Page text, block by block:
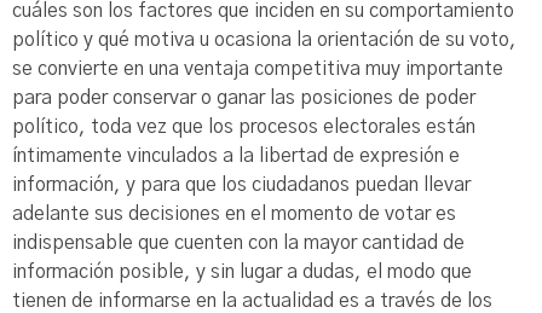
cuáles son los factores que inciden en su comportamiento
político y qué motiva u ocasiona la orientación de su voto,
se convierte en una ventaja competitiva muy importante
para poder conservar o ganar las posiciones de poder
político, toda vez que los procesos electorales están
íntimamente vinculados a la libertad de expresión e
información, y para que los ciudadanos puedan llevar
adelante sus decisiones en el momento de votar es
indispensable que cuenten con la mayor cantidad de
información posible, y sin lugar a dudas, el modo que
tienen de informarse en la actualidad es a través de los